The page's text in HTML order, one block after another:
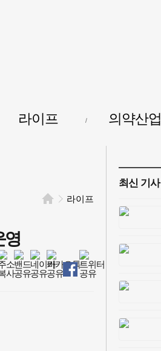
라이프 의약산업
라이프
영
최신 기사